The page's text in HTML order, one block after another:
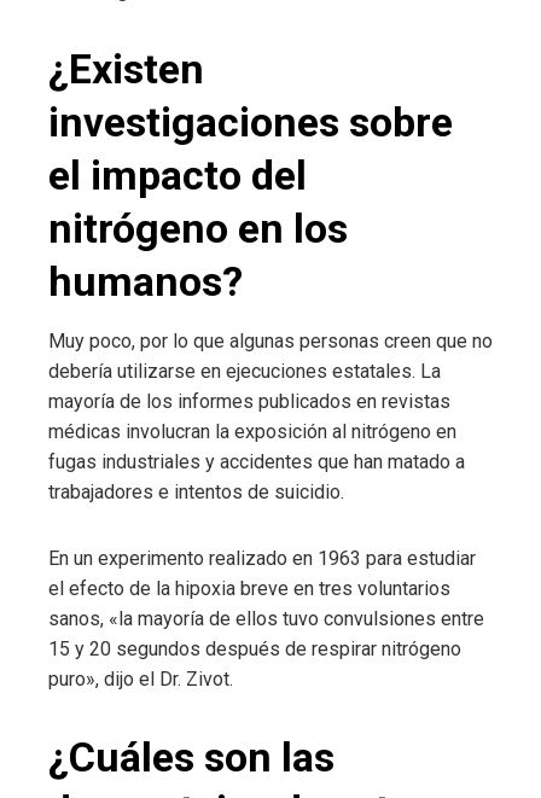
¿Existen
investigaciones sobre
el impacto del
nitrógeno en los
humanos?
Muy poco, por lo que algunas personas creen que no
debería utilizarse en ejecuciones estatales. La
mayoría de los informes publicados en revistas
médicas involucran la exposición al nitrógeno en
fugas industriales y accidentes que han matado a
trabajadores e intentos de suicidio.
En un experimento realizado en 1963 para estudiar
el efecto de la hipoxia breve en tres voluntarios
sanos, «la mayoría de ellos tuvo convulsiones entre
15 y 20 segundos después de respirar nitrógeno
puro», dijo el Dr. Zivot.
¿Cuáles son las